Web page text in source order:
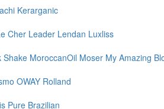
Kerarganic
Cher Leader Lendan Luxliss
Shake MoroccanOil Moser My Amazing
OWAY Rolland
Pure Brazilian